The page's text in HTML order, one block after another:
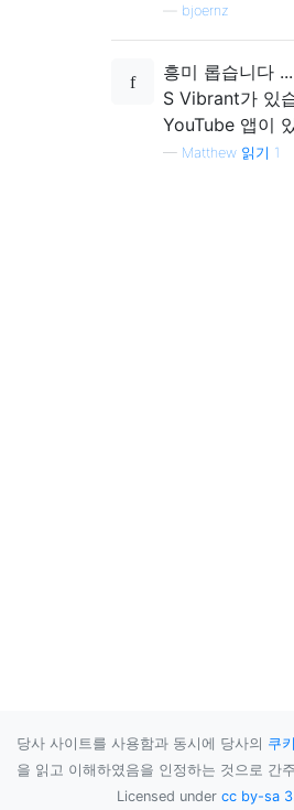
bjoernz
흥미 롭습니다
S Vibrant가 있
YouTube 앱이
— Matthew 읽기 1
당사 사이트를 사용함과 동시에 당사의 쿠
을 읽고 이해하였음을 인정하는 것으로 간
Licensed under cc by-sa